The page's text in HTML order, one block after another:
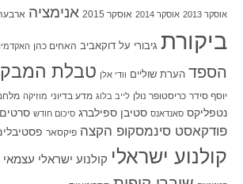
אוסקר 2013 אוסקר 2014 אוסקר 2015 אנימציה
ביקורת גיבורי על דוקאביב האחים כהן
הספד הערת שוליים וודי אלן טבלת
יוסף סידר כריסטופר נולן לייב בלוג מדע בדיוני מוזיקה
נטפליקס סאנדאנס סטיבן ספילברג סיכום חודש
פודקאסט סינמסקופ הקצה פיקסאר
קולנוע ישראלי קולנוע ישראלי עצמאי